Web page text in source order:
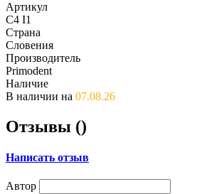
Артикул
C4 I1
Страна
Словения
Производитель
Primodent
Наличие
В наличии на 07.08.26
Отзывы ()
Написать отзыв
Автор